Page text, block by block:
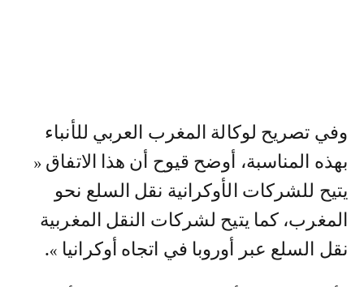
وفي تصريح لوكالة المغرب العربي للأنباء
بهذه المناسبة، أوضح قيوح أن هذا الاتفاق «
يتيح للشركات الأوكرانية نقل السلع نحو
المغرب، كما يتيح لشركات النقل المغربية
نقل السلع عبر أوروبا في اتجاه أوكرانيا ».